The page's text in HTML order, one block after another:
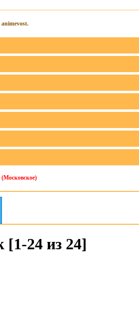
(Московское)
24 из 24]